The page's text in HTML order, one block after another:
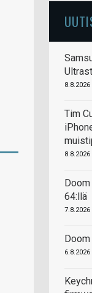
8.8.2026
Tim
8.8.2026
64:llä
7.8.2026
6.8.2026